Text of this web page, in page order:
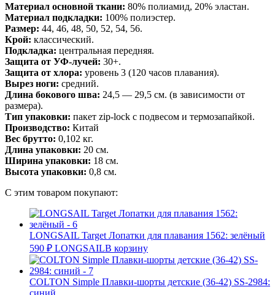
Материал основной ткани: 80% полиамид, 20% эластан.
Материал подкладки: 100% полиэстер.
Размер: 44, 46, 48, 50, 52, 54, 56.
Крой: классический.
Подкладка: центральная передняя.
Защита от УФ-лучей: 30+.
Защита от хлора: уровень 3 (120 часов плавания).
Вырез ноги: средний.
Длина бокового шва: 24,5 — 29,5 см. (в зависимости от
размера).
Тип упаковки: пакет zip-lock с подвесом и термозапайкой.
Производство: Китай
Вес брутто: 0,102 кг.
Длина упаковки: 20 см.
Ширина упаковки: 18 см.
Высота упаковки: 0,8 см.
С этим товаром покупают:
LONGSAIL Target Лопатки для плавания 1562: зелёный
590 ₽ LONGSAILВ корзину
COLTON Simple Плавки-шорты детские (36-42) SS-2984:
синий